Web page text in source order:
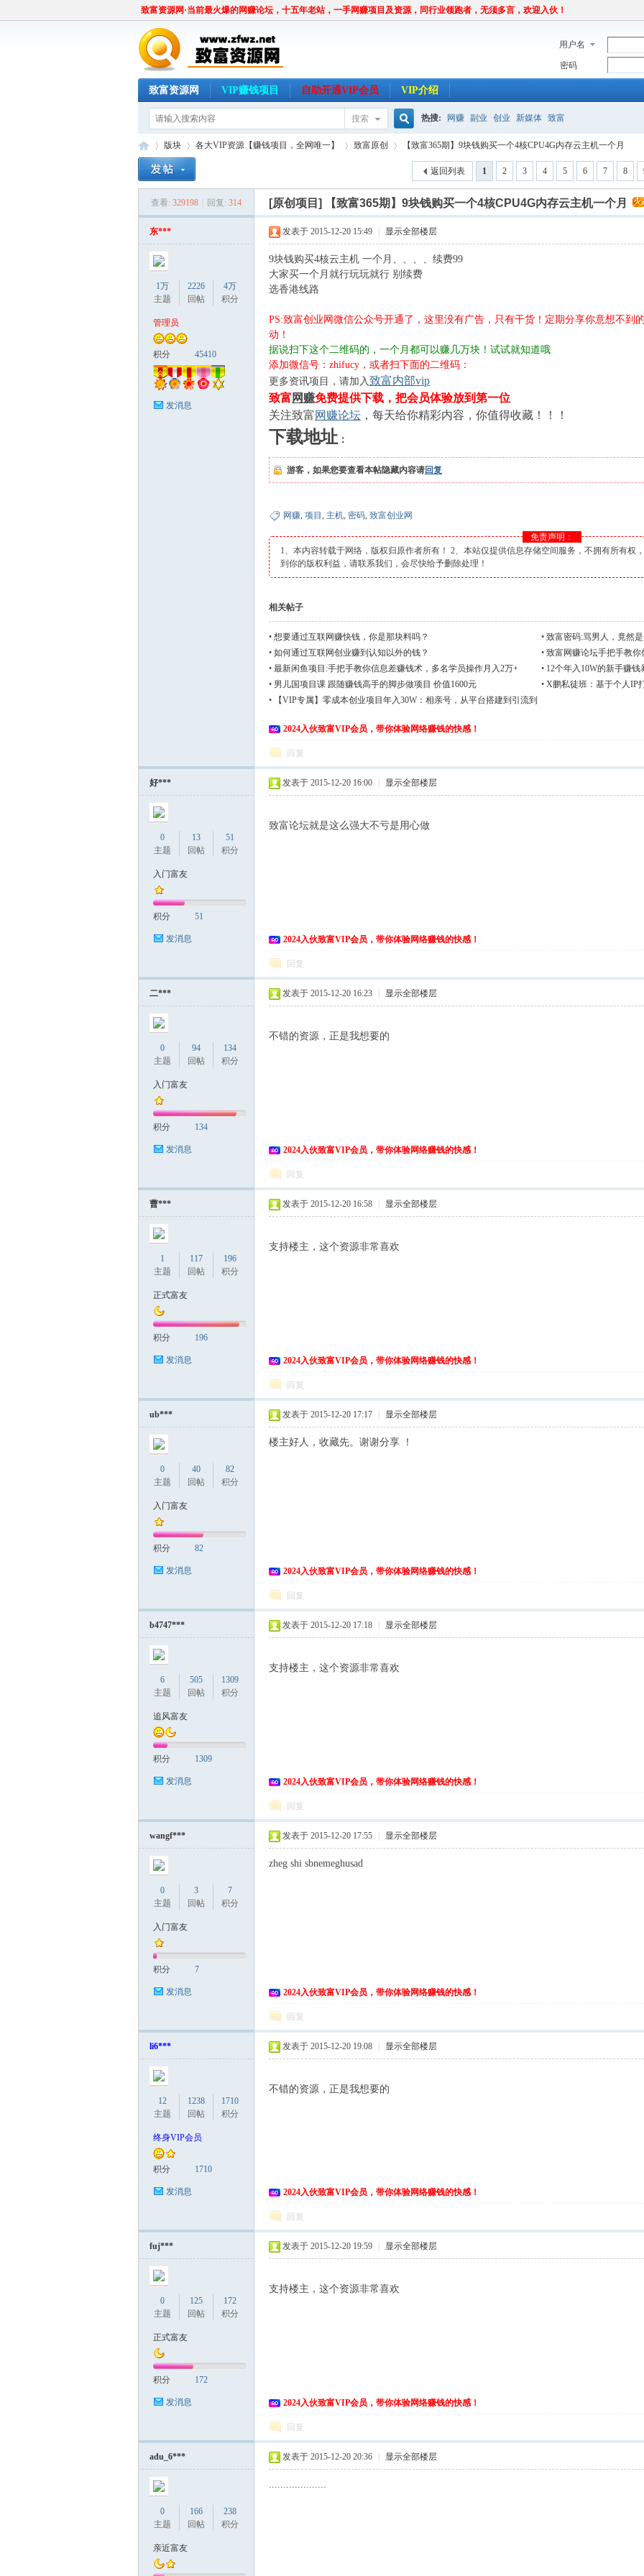
致富资源网·当前最火爆的网赚论坛，十五年老站，一手网赚项目及资源，同行业领跑者，无须多言，欢迎入伙！
用户名
密码
致富资源网 VIP赚钱项目 自助开通VIP会员 VIP介绍
搜索
搜
索
热搜: 网赚 副业 创业 新媒体 致富
»
版块
›
各大VIP资源【赚钱项目，全网唯一】
›
致富原创
›
【致富365期】9块钱购买一个4核CPU4G内存云主机一个月
1 2 3 4 5 6 7 8
返回列表
查看: 329198 回复: 314 [原创项目] 【致富365期】9块钱购买一个4核CPU4G内存云主机一个月
东***
1万
主题
2226
回帖
4万
积分
管理员
积分 45410
发消息
发表于 2015-12-20 15:49 显示全部楼层
9块钱购买4核云主机 一个月、、、、续费99
大家买一个月就行玩玩就行 别续费
选香港线路
PS:致富创业网微信公众号开通了，这里没有广告，只有干货！定期分享你意想不到
动！
据说扫下这个二维码的，一个月都可以赚几万块！试试就知道哦
添加微信号：zhifucy，或者扫下面的二维码：
更多资讯项目，请加入致富内部vip
致富 网赚免费提供下载，把会员体验放到第一位
关注致富 网赚论坛 ，每天给你精彩内容，你值得收藏！！！
下载地址 ：
游客，如果您要查看本帖隐藏内容请回复
网赚, 项目 , 主机, 密码, 致富创业网
免责声明：
1、本内容转载于网络，版权归原作者所有！ 2、本站仅提供信息存储空间服务，不拥有所有权
到你的版权利益，请联系我们，会尽快给予删除处理！
相关帖子
• 想要通过互联网赚快钱，你是那块料吗？ • 致富密码:骂男人，竟然
• 如何通过互联网创业赚到认知以外的钱？ • 致富网赚论坛手把手教你
• 最新闲鱼项目:手把手教你信息差赚钱术，多名学员操作月入2万+ • 12个年入10W的新手赚
• 男儿国项目课 跟随赚钱高手的脚步做项目 价值1600元 • X鹏私徒班：基于个人IP
•
【VIP专属】零成本创业项目年入30W：相亲号，从平台搭建到引流到
2024入伙致富VIP会员，带你体验网络赚钱的快感！
回复
好***
0
主题
13
回帖
51
积分
入门富友
积分 51
发消息
发表于 2015-12-20 16:00 显示全部楼层
致富论坛就是这么强大不亏是用心做
2024入伙致富VIP会员，带你体验网络赚钱的快感！
回复
二***
0
主题
94
回帖
134
积分
入门富友
积分 134
发消息
发表于 2015-12-20 16:23 显示全部楼层
不错的资源，正是我想要的
2024入伙致富VIP会员，带你体验网络赚钱的快感！
回复
曹***
1
主题
117
回帖
196
积分
正式富友
积分 196
发消息
发表于 2015-12-20 16:58 显示全部楼层
支持楼主，这个资源非常喜欢
2024入伙致富VIP会员，带你体验网络赚钱的快感！
回复
ub***
0
主题
40
回帖
82
积分
入门富友
积分 82
发消息
发表于 2015-12-20 17:17 显示全部楼层
楼主好人，收藏先。谢谢分享 ！
2024入伙致富VIP会员，带你体验网络赚钱的快感！
回复
b4747***
6
主题
505
回帖
1309
积分
追风富友
积分 1309
发消息
发表于 2015-12-20 17:18 显示全部楼层
支持楼主，这个资源非常喜欢
2024入伙致富VIP会员，带你体验网络赚钱的快感！
回复
wangf***
0
主题
3
回帖
7
积分
入门富友
积分 7
发消息
发表于 2015-12-20 17:55 显示全部楼层
zheg shi sbnemeghusad
2024入伙致富VIP会员，带你体验网络赚钱的快感！
回复
li6***
12
主题
1238
回帖
1710
积分
终身VIP会员
积分 1710
发消息
发表于 2015-12-20 19:08 显示全部楼层
不错的资源，正是我想要的
2024入伙致富VIP会员，带你体验网络赚钱的快感！
回复
fuj***
0
主题
125
回帖
172
积分
正式富友
积分 172
发消息
发表于 2015-12-20 19:59 显示全部楼层
支持楼主，这个资源非常喜欢
2024入伙致富VIP会员，带你体验网络赚钱的快感！
回复
adu_6***
0
主题
166
回帖
238
积分
亲近富友
发表于 2015-12-20 20:36 显示全部楼层
....................